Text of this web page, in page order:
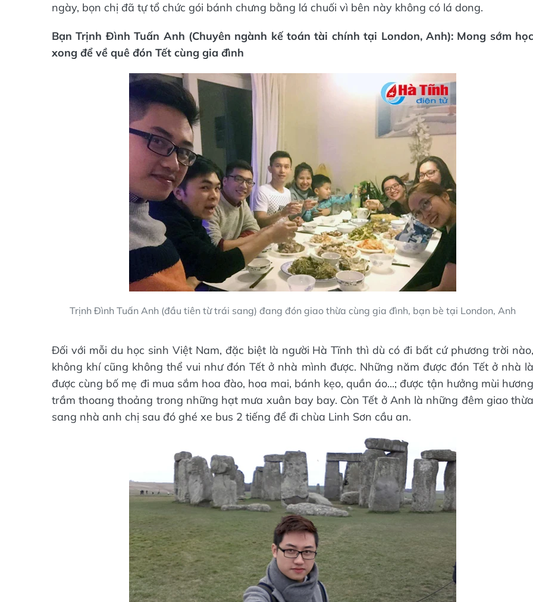
ngày, bọn chị đã tự tổ chức gói bánh chưng bằng lá chuối vì bên này không có lá dong.
Bạn Trịnh Đình Tuấn Anh (Chuyên ngành kế toán tài chính tại London, Anh): Mong sớm học
xong để về quê đón Tết cùng gia đình
Trịnh Đình Tuấn Anh (đầu tiên từ trái sang) đang đón giao thừa cùng gia đình, bạn bè tại London, Anh
Đối với mỗi du học sinh Việt Nam, đặc biệt là người Hà Tĩnh thì dù có đi bất cứ phương trời nào,
không khí cũng không thể vui như đón Tết ở nhà mình được. Những năm được đón Tết ở nhà là
được cùng bố mẹ đi mua sắm hoa đào, hoa mai, bánh kẹo, quần áo...; được tận hưởng mùi hương
trầm thoang thoảng trong những hạt mưa xuân bay bay. Còn Tết ở Anh là những đêm giao thừa
sang nhà anh chị sau đó ghé xe bus 2 tiếng để đi chùa Linh Sơn cầu an.